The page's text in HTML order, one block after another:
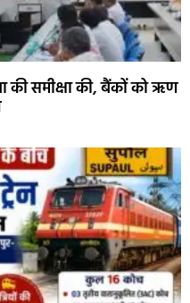
की समीक्षा की, बैंकों को ऋण